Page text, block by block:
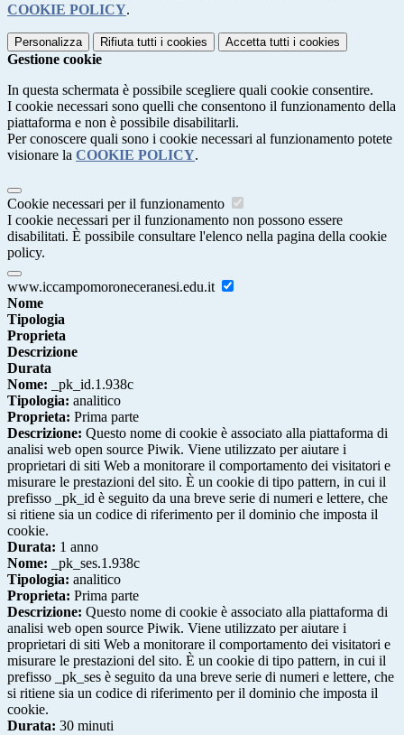
COOKIE POLICY.
Personalizza Rifiuta tutti i cookies Accetta tutti i cookies
Gestione cookie
In questa schermata è possibile scegliere quali cookie consentire.
I cookie necessari sono quelli che consentono il funzionamento della
piattaforma e non è possibile disabilitarli.
Per conoscere quali sono i cookie necessari al funzionamento potete
visionare la COOKIE POLICY.
Cookie necessari per il funzionamento
I cookie necessari per il funzionamento non possono essere
disabilitati. È possibile consultare l'elenco nella pagina della cookie
policy.
www.iccampomoroneceranesi.edu.it
Nome
Tipologia
Proprieta
Descrizione
Durata
Nome: _pk_id.1.938c
Tipologia: analitico
Proprieta: Prima parte
Descrizione: Questo nome di cookie è associato alla piattaforma di
analisi web open source Piwik. Viene utilizzato per aiutare i
proprietari di siti Web a monitorare il comportamento dei visitatori e
misurare le prestazioni del sito. È un cookie di tipo pattern, in cui il
prefisso _pk_id è seguito da una breve serie di numeri e lettere, che
si ritiene sia un codice di riferimento per il dominio che imposta il
cookie.
Durata: 1 anno
Nome: _pk_ses.1.938c
Tipologia: analitico
Proprieta: Prima parte
Descrizione: Questo nome di cookie è associato alla piattaforma di
analisi web open source Piwik. Viene utilizzato per aiutare i
proprietari di siti Web a monitorare il comportamento dei visitatori e
misurare le prestazioni del sito. È un cookie di tipo pattern, in cui il
prefisso _pk_ses è seguito da una breve serie di numeri e lettere, che
si ritiene sia un codice di riferimento per il dominio che imposta il
cookie.
Durata: 30 minuti